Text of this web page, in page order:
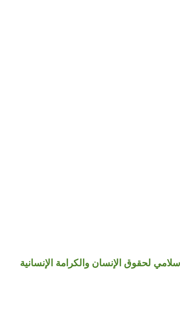
لحقوق الإنسان والكرامة الإنسانية